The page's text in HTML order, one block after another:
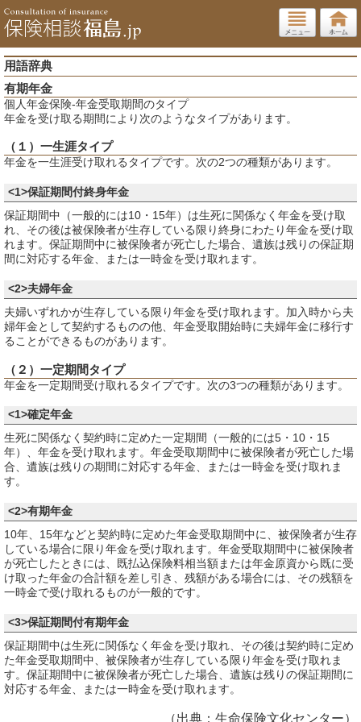
用語辞典
有期年金
個人年金保険-年金受取期間のタイプ
年金を受け取る期間により次のようなタイプがあります。
（１）一生涯タイプ
年金を一生涯受け取れるタイプです。次の2つの種類があります。
<1>保証期間付終身年金
保証期間中（一般的には10・15年）は生死に関係なく年金を受け取
れ、その後は被保険者が生存している限り終身にわたり年金を受け取
れます。保証期間中に被保険者が死亡した場合、遺族は残りの保証期
間に対応する年金、または一時金を受け取れます。
<2>夫婦年金
夫婦いずれかが生存している限り年金を受け取れます。加入時から夫
婦年金として契約するものの他、年金受取開始時に夫婦年金に移行す
ることができるものがあります。
（２）一定期間タイプ
年金を一定期間受け取れるタイプです。次の3つの種類があります。
<1>確定年金
生死に関係なく契約時に定めた一定期間（一般的には5・10・15
年）、年金を受け取れます。年金受取期間中に被保険者が死亡した場
合、遺族は残りの期間に対応する年金、または一時金を受け取れま
す。
<2>有期年金
10年、15年などと契約時に定めた年金受取期間中に、被保険者が生存
している場合に限り年金を受け取れます。年金受取期間中に被保険者
が死亡したときには、既払込保険料相当額または年金原資から既に受
け取った年金の合計額を差し引き、残額がある場合には、その残額を
一時金で受け取れるものが一般的です。
<3>保証期間付有期年金
保証期間中は生死に関係なく年金を受け取れ、その後は契約時に定め
た年金受取期間中、被保険者が生存している限り年金を受け取れま
す。保証期間中に被保険者が死亡した場合、遺族は残りの保証期間に
対応する年金、または一時金を受け取れます。
（出典：生命保険文化センター）